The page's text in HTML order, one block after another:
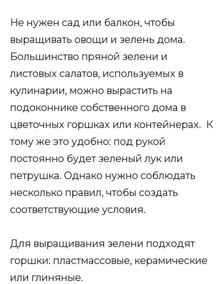
Не нужен сад или балкон, чтобы
выращивать овощи и зелень дома.
Большинство пряной зелени и
листовых салатов, используемых в
кулинарии, можно вырастить на
подоконнике собственного дома в
цветочных горшках или контейнерах. К
тому же это удобно: под рукой
постоянно будет зеленый лук или
петрушка. Однако нужно соблюдать
несколько правил, чтобы создать
соответствующие условия.
Для выращивания зелени подходят
горшки: пластмассовые, керамические
или глиняные.